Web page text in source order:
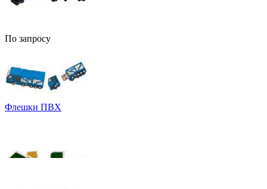
По запросу
Флешки ПВХ